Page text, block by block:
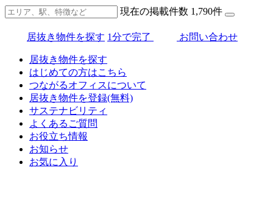
現在の掲載件数 1,790件
居抜き物件を探す 1分で完了 お問い合わせ
居抜き物件を探す
はじめての方はこちら
つながるオフィスについて
居抜き物件を登録(無料)
サステナビリティ
よくあるご質問
お役立ち情報
お知らせ
お気に入り